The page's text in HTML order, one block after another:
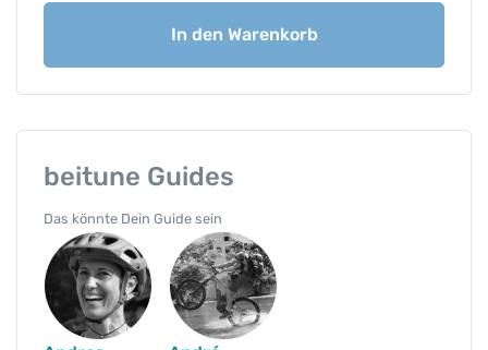
n
e
s
u
w
n
d
In den Warenkorb
beitune Guides
Das könnte Dein Guide sein